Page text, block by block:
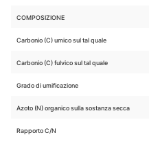
COMPOSIZIONE
Carbonio (C) umico sul tal quale
Carbonio (C) fulvico sul tal quale
Grado di umificazione
Azoto (N) organico sulla sostanza secca
Rapporto C/N